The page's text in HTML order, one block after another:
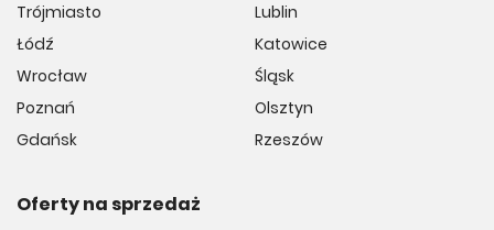
Trójmiasto
Łódź
Wrocław
Poznań
Gdańsk
Lublin
Katowice
Śląsk
Olsztyn
Rzeszów
Oferty na sprzedaż